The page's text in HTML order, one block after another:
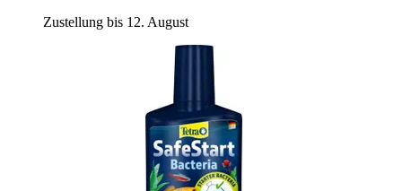
Zustellung bis 12. August